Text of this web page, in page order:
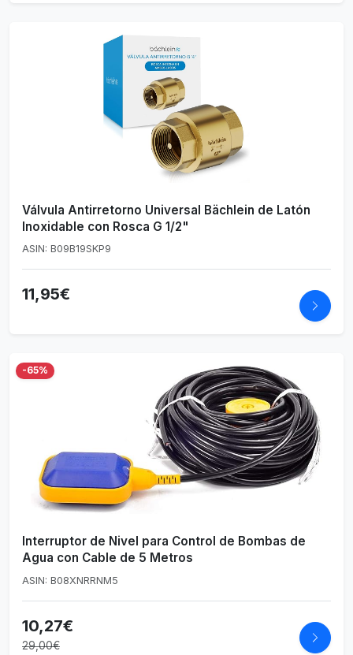
Válvula Antirretorno Universal Bächlein de Latón
Inoxidable con Rosca G 1/2"
ASIN: B09B19SKP9
11,95€
-65%
Interruptor de Nivel para Control de Bombas de
Agua con Cable de 5 Metros
ASIN: B08XNRRNM5
10,27€
29,00€